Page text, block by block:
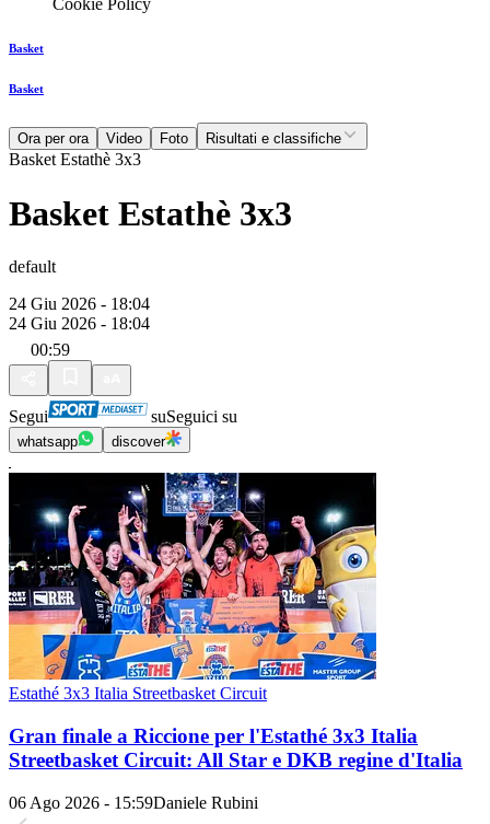
Cookie Policy
Basket
Basket
Ora per ora Video Foto Risultati e classifiche
Basket Estathè 3x3
Basket Estathè 3x3
default
24 Giu 2026 - 18:04
24 Giu 2026 - 18:04
00:59
Segui suSeguici su
whatsapp discover
Estathé 3x3 Italia Streetbasket Circuit
Gran finale a Riccione per l'Estathé 3x3 Italia
Streetbasket Circuit: All Star e DKB regine d'Italia
06 Ago 2026 - 15:59Daniele Rubini